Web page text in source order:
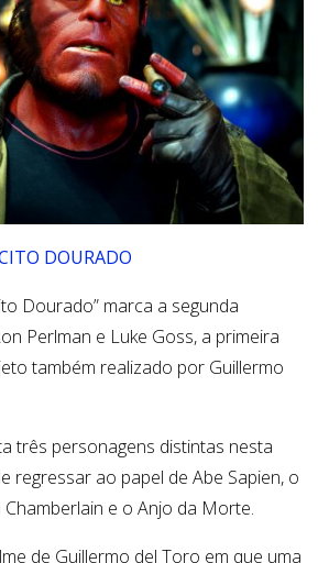
DOURADO
Dourado” marca a segunda
Perlman e Luke Goss, a primeira
também realizado por Guillermo
três personagens distintas nesta
regressar ao papel de Abe Sapien, o
e o Anjo da Morte.
de Guillermo del Toro em que uma